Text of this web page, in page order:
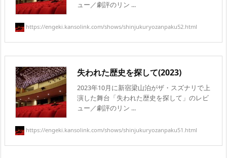
ュー／劇評のリン ...
https://engeki.kansolink.com/shows/shinjukuryozanpaku52.html
失われた歴史を探して(2023)
2023年10月に新宿梁山泊がザ・スズナリで上
演した舞台「失われた歴史を探して」のレビ
ュー／劇評のリン ...
https://engeki.kansolink.com/shows/shinjukuryozanpaku51.html